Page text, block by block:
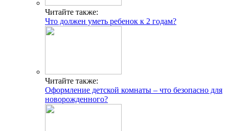
Читайте также:
Что должен уметь ребенок к 2 годам?
Читайте также:
Оформление детской комнаты – что безопасно для
новорожденного?